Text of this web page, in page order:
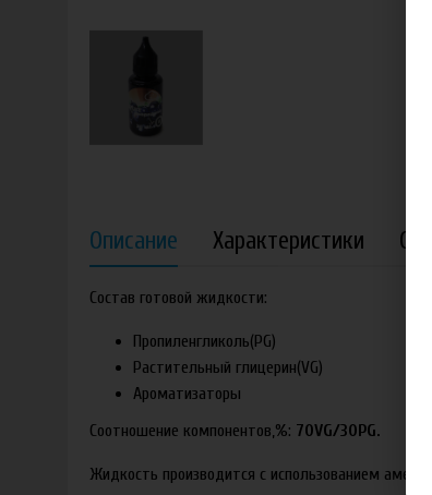
Описание Характеристики
Состав готовой жидкости:
Пропиленгликоль(PG)
Растительный глицерин(VG)
Ароматизаторы
Соотношение компонентов,%: 70VG/30PG.
Жидкость производится с использованием